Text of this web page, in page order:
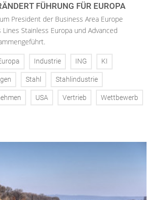
FÜHRUNG FÜR EUROPA
President der Business Area Europe
Stainless Europa und Advanced
Industrie ING KI
Stahl Stahlindustrie
USA Vertrieb Wettbewerb